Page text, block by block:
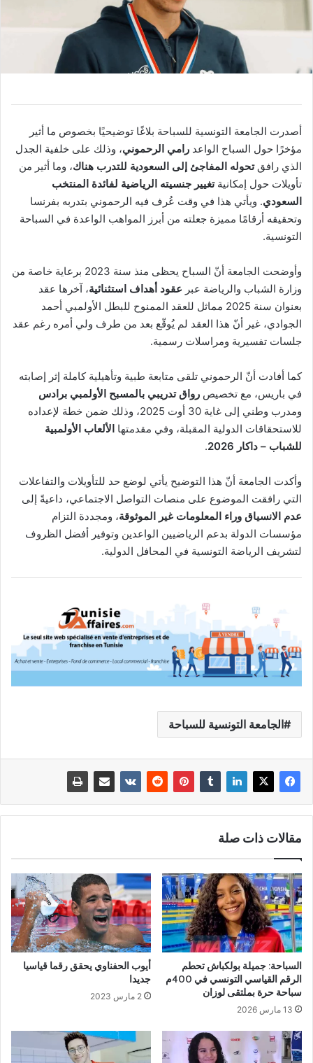
أصدرت الجامعة التونسية للسباحة بلاغًا توضيحيًا بخصوص ما أثير
مؤخرًا حول السباح الواعد رامي الرحموني، وذلك على خلفية الجدل
الذي رافقتحوله المفاجئ إلى السعودية للتدرب هناك، وما أثير من
تأويلات حول إمكانيةتغيير جنسيته الرياضية لفائدة المنتخب
السعودي. ويأتي هذا في وقت عُرف فيه الرحموني بتدربه بفرنسا
وتحقيقه أرقامًا مميزة جعلته من أبرز المواهب الواعدة في السباحة
التونسية.
وأوضحت الجامعة أنّ السباح يحظى منذ سنة 2023 برعاية خاصة من
وزارة الشباب والرياضة عبر عقود أهداف استثنائية، آخرها عقد
بعنوان سنة 2025 مماثل للعقد الممنوح للبطل الأولمبي أحمد
الجوادي، غير أنّ هذا العقد لم يُوقّع بعد من طرف ولي أمره رغم عقد
جلسات تفسيرية ومراسلات رسمية.
كما أفادت أنّ الرحموني تلقى متابعة طبية وتأهيلية كاملة إثر إصابته
في باريس، مع تخصيص رواق تدريبي بالمسبح الأولمبي برادس
ومدرب وطني إلى غاية 30 أوت 2025، وذلك ضمن خطة لإعداده
للاستحقاقات الدولية المقبلة، وفي مقدمتها الألعاب الأولمبية
للشباب – داكار 2026
.
وأكدت الجامعة أنّ هذا التوضيح يأتي لوضع حد للتأويلات والتفاعلات
التي رافقت الموضوع على منصات التواصل الاجتماعي، داعيةً إلى
عدم الانسياق وراء المعلومات غير الموثوقة، ومجددة التزام
مؤسسات الدولة بدعم الرياضيين الواعدين وتوفير أفضل الظروف
لتشريف الرياضة التونسية في المحافل الدولية.
الجامعة التونسية للسباحة
مقالات ذات صلة
السباحة: جميلة بولكباش تحطم
الرقم القياسي التونسي في 400م
سباحة حرة بملتقى لوزان
13 مارس 2026
أيوب الحفناوي يحقق رقما قياسيا
جديدا
2 مارس 2023